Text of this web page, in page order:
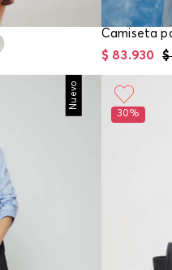
$
$ 83.930
Nuevo
30%